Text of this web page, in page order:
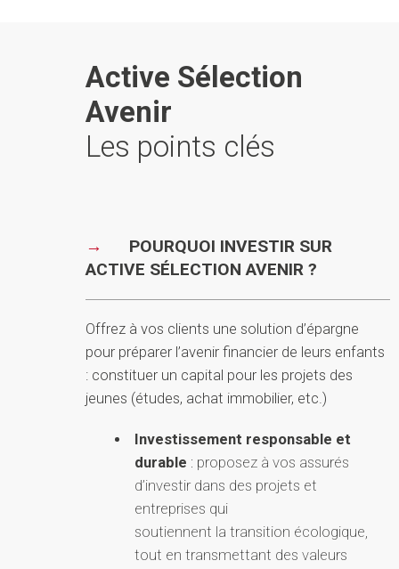
Active Sélection
Avenir
Les points clés
POURQUOI INVESTIR SUR
ACTIVE SÉLECTION AVENIR ?
Offrez à vos clients une solution d’épargne
pour préparer l’avenir financier de leurs enfants
: constituer un capital pour les projets des
jeunes (études, achat immobilier, etc.)
Investissement responsable et
durable : proposez à vos assurés
d’investir dans des projets et
entreprises qui
soutiennent la transition écologique,
tout en transmettant des valeurs